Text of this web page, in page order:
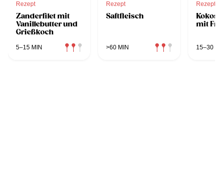
Rezept
Zanderfilet mit
Vanillebutter und
Grießkoch
5–15 MIN
Rezept
Saftfleisch
>60 MIN
Rezept
mit
15–30